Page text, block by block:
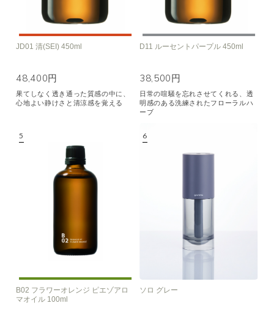
JD01 清(SEI) 450ml
48,400円
果てしなく透き通った質感の中に、
心地よい静けさと清涼感を覚える
D11 ルーセントパープル 450ml
38,500円
日常の喧騒を忘れさせてくれる、透
明感のある洗練されたフローラルハ
ーブ
B02 フラワーオレンジ ピエゾアロ
マオイル 100ml
ソロ グレー